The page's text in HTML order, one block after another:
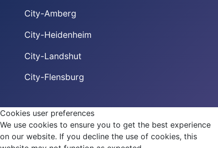
City-Amberg
City-Heidenheim
City-Landshut
City-Flensburg
Cookies user preferences
We use cookies to ensure you to get the best experience
on our website. If you decline the use of cookies, this